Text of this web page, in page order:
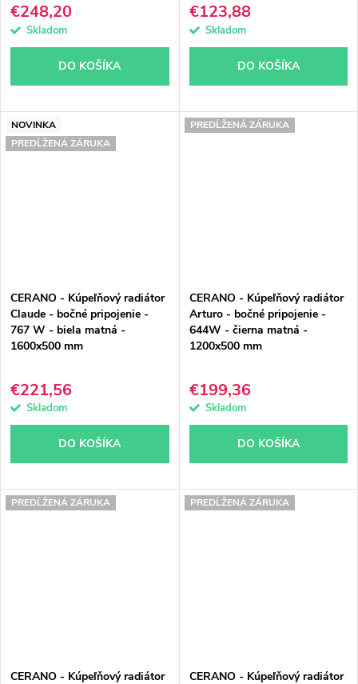
€248,20
Skladom
DO KOŠÍKA
€123,88
Skladom
DO KOŠÍKA
NOVINKA
PREDĹŽENÁ ZÁRUKA
CERANO - Kúpeľňový radiátor
Claude - bočné pripojenie -
767 W - biela matná -
1600x500 mm
€221,56
Skladom
DO KOŠÍKA
PREDĹŽENÁ ZÁRUKA
CERANO - Kúpeľňový radiátor
Arturo - bočné pripojenie -
644W - čierna matná -
1200x500 mm
€199,36
Skladom
DO KOŠÍKA
PREDĹŽENÁ ZÁRUKA
CERANO - Kúpeľňový radiátor
PREDĹŽENÁ ZÁRUKA
CERANO - Kúpeľňový radiátor